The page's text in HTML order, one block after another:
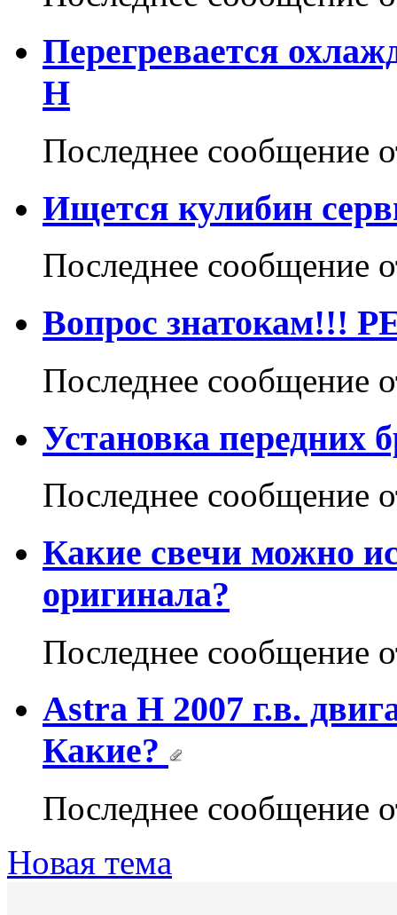
Перегревается
H
Последнее сообщение
Ищется кулибин
Последнее сообщение
Вопрос знатокам!!!
Последнее сообщение
Установка передних
Последнее сообщение
Какие свечи можно
оригинала?
Последнее сообщение
Astra H 2007 г.в.
Какие?
Последнее сообщение
Новая тема